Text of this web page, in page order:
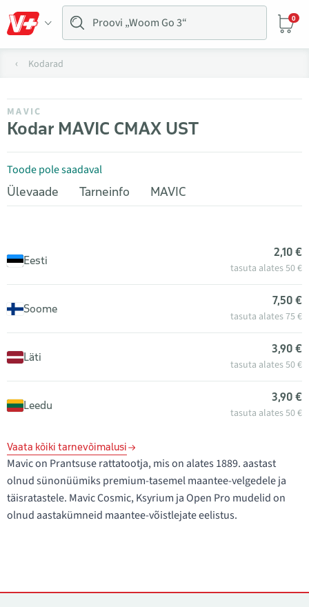
0
Kodarad
MAVIC
Kodar MAVIC CMAX UST
Toode pole saadaval
Ülevaade
Tarneinfo MAVIC
Eesti
2,10 €
tasuta alates 50 €
Soome
7,50 €
tasuta alates 75 €
Läti
3,90 €
tasuta alates 50 €
Leedu
3,90 €
tasuta alates 50 €
Vaata kõiki tarnevõimalusi
Mavic on Prantsuse rattatootja, mis on alates 1889. aastast
olnud sünonüümiks premium-tasemel maantee-velgedele ja
täisratastele. Mavic Cosmic, Ksyrium ja Open Pro mudelid on
olnud aastakümneid maantee-võistlejate eelistus.